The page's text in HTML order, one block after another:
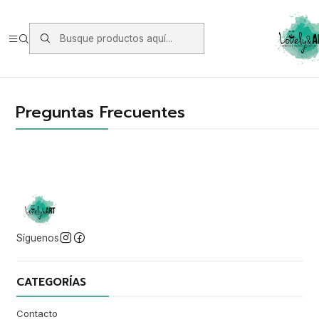
https://www.starken.cl/
Preguntas Frecuentes
Síguenos
CATEGORÍAS
Contacto